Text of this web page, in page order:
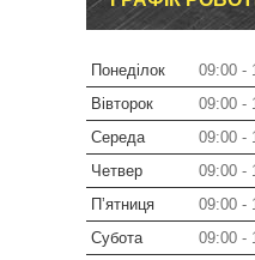
Понеділок 09:00
Вівторок
09:00
Середа
09:00
Четвер
09:00
Пʼятниця
09:00
Субота
09:00